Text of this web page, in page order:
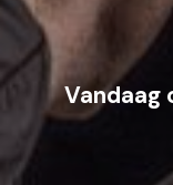
Vandaag